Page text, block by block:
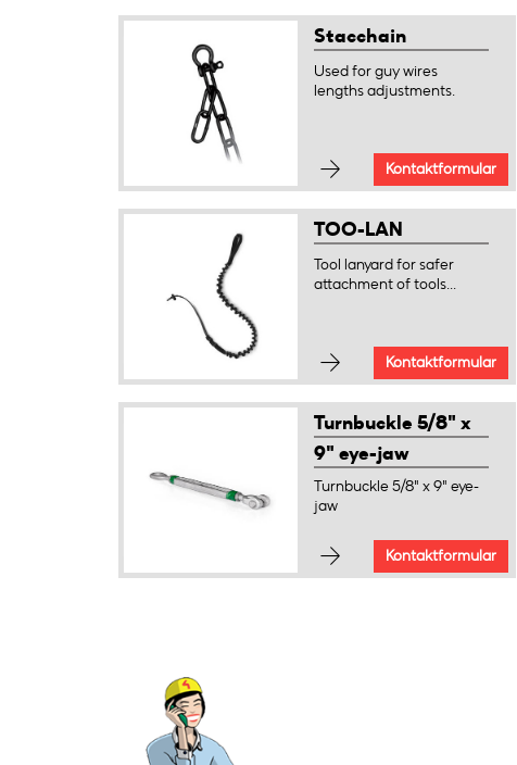
Stacchain
Used for guy wires
lengths adjustments.
Kontaktformular
TOO-LAN
Tool lanyard for safer
attachment of tools...
Kontaktformular
Turnbuckle 5/8" x
9" eye-jaw
Turnbuckle 5/8" x 9" eye-
jaw
Kontaktformular